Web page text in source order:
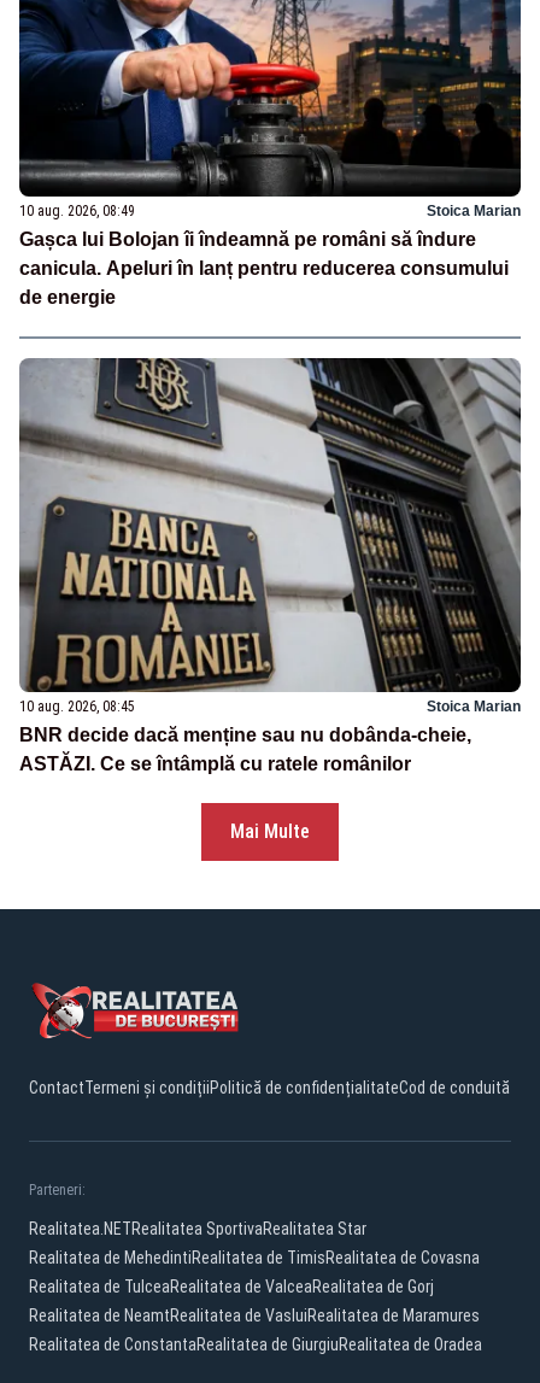
10 aug. 2026, 08:49 Stoica Marian
Gașca lui Bolojan îi îndeamnă pe români să îndure
canicula. Apeluri în lanț pentru reducerea consumului
de energie
10 aug. 2026, 08:45 Stoica Marian
BNR decide dacă menține sau nu dobânda-cheie,
ASTĂZI. Ce se întâmplă cu ratele românilor
Mai Multe
ContactTermeni și condițiiPolitică de confidențialitateCod de conduită
Parteneri:
Realitatea.NETRealitatea SportivaRealitatea Star
Realitatea de MehedintiRealitatea de TimisRealitatea de Covasna
Realitatea de TulceaRealitatea de ValceaRealitatea de Gorj
Realitatea de NeamtRealitatea de VasluiRealitatea de Maramures
Realitatea de ConstantaRealitatea de GiurgiuRealitatea de Oradea